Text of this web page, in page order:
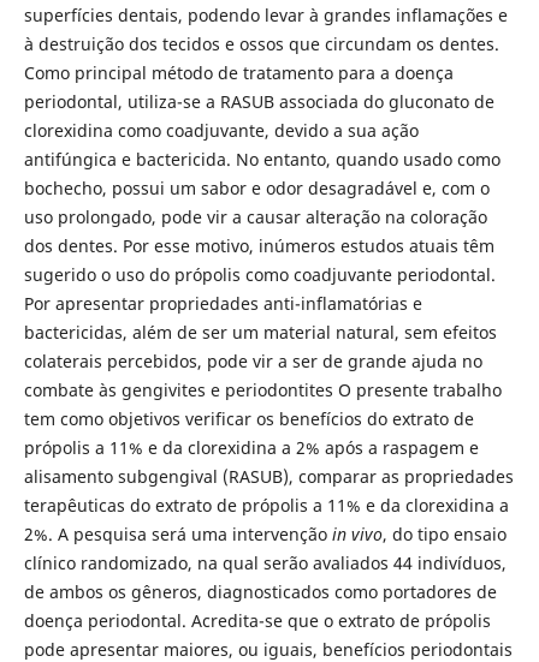
superfícies dentais, podendo levar à grandes inflamações e
à destruição dos tecidos e ossos que circundam os dentes.
Como principal método de tratamento para a doença
periodontal, utiliza-se a RASUB associada do gluconato de
clorexidina como coadjuvante, devido a sua ação
antifúngica e bactericida. No entanto, quando usado como
bochecho, possui um sabor e odor desagradável e, com o
uso prolongado, pode vir a causar alteração na coloração
dos dentes. Por esse motivo, inúmeros estudos atuais têm
sugerido o uso do própolis como coadjuvante periodontal.
Por apresentar propriedades anti-inflamatórias e
bactericidas, além de ser um material natural, sem efeitos
colaterais percebidos, pode vir a ser de grande ajuda no
combate às gengivites e periodontites O presente trabalho
tem como objetivos verificar os benefícios do extrato de
própolis a 11% e da clorexidina a 2% após a raspagem e
alisamento subgengival (RASUB), comparar as propriedades
terapêuticas do extrato de própolis a 11% e da clorexidina a
2%. A pesquisa será uma intervenção in vivo, do tipo ensaio
clínico randomizado, na qual serão avaliados 44 indivíduos,
de ambos os gêneros, diagnosticados como portadores de
doença periodontal. Acredita-se que o extrato de própolis
pode apresentar maiores, ou iguais, benefícios periodontais